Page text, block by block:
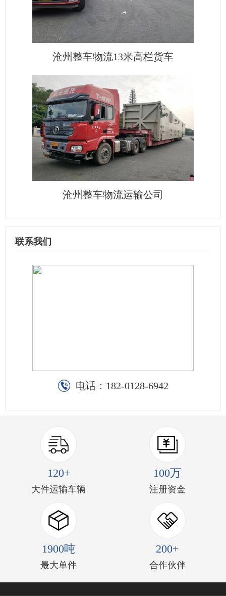
沧州整车物流13米高栏货车
沧州整车物流运输公司
联系我们
电话： 182-0128-6942
120+
大件运输车辆
100万
注册资金
1900吨
最大单件
200+
合作伙伴